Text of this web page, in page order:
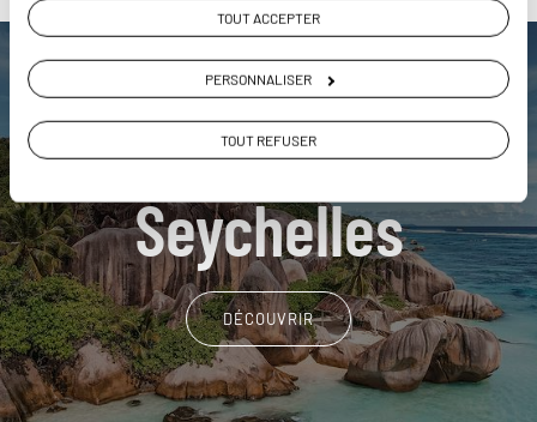
TOUT ACCEPTER
PERSONNALISER
TOUT REFUSER
Nos 8 idées de voyage
Seychelles
DÉCOUVRIR